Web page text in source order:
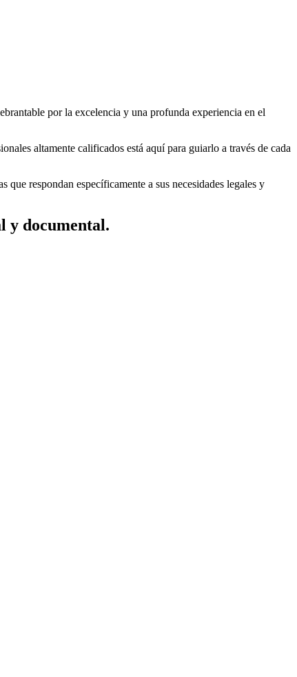
por la excelencia y una profunda experiencia en el
altamente calificados está aquí para guiarlo a través de cada
respondan específicamente a sus necesidades legales y
y documental.